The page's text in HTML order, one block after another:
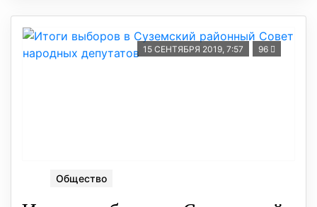
15 СЕНТЯБРЯ 2019, 7:57 96
Общество